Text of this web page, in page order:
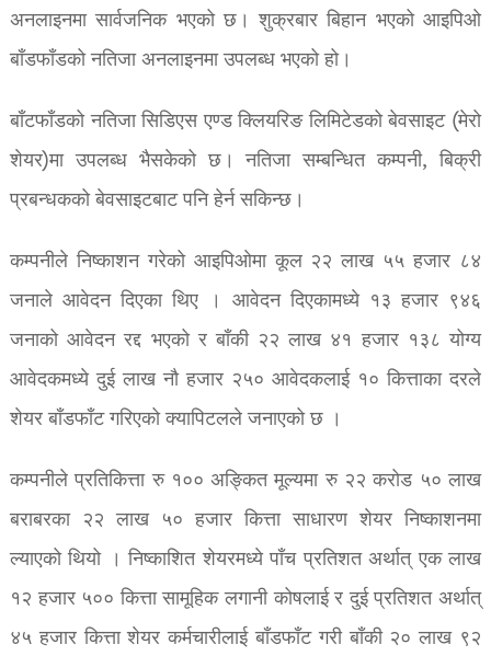
अनलाइनमा सार्वजनिक भएको छ। शुक्रबार बिहान भएको आइपिओ
बाँडफाँडको नतिजा अनलाइनमा उपलब्ध भएको हो।
बाँटफाँडको नतिजा सिडिएस एण्ड क्लियरिङ लिमिटेडको बेवसाइट (मेरो
शेयर)मा उपलब्ध भैसकेको छ। नतिजा सम्बन्धित कम्पनी, बिक्री
प्रबन्धकको बेवसाइटबाट पनि हेर्न सकिन्छ।
कम्पनीले निष्काशन गरेको आइपिओमा कूल २२ लाख ५५ हजार ८४
जनाले आवेदन दिएका थिए । आवेदन दिएकामध्ये १३ हजार ९४६
जनाको आवेदन रद्द भएको र बाँकी २२ लाख ४१ हजार १३८ योग्य
आवेदकमध्ये दुई लाख नौ हजार २५० आवेदकलाई १० कित्ताका दरले
शेयर बाँडफाँट गरिएको क्यापिटलले जनाएको छ ।
कम्पनीले प्रतिकित्ता रु १०० अङ्कित मूल्यमा रु २२ करोड ५० लाख
बराबरका २२ लाख ५० हजार कित्ता साधारण शेयर निष्काशनमा
ल्याएको थियो । निष्काशित शेयरमध्ये पाँच प्रतिशत अर्थात् एक लाख
१२ हजार ५०० कित्ता सामूहिक लगानी कोषलाई र दुई प्रतिशत अर्थात्
४५ हजार कित्ता शेयर कर्मचारीलाई बाँडफाँट गरी बाँकी २० लाख ९२